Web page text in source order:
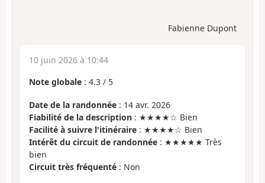
Fabienne Dupont
10 juin 2026 à 10:44
Note globale : 4.3 / 5
Date de la randonnée : 14 avr. 2026
Fiabilité de la description : ★★★★☆ Bien
Facilité à suivre l'itinéraire : ★★★★☆ Bien
Intérêt du circuit de randonnée : ★★★★★ Très
bien
Circuit très fréquenté : Non